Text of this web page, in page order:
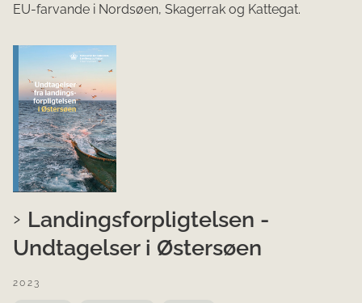
EU-farvande i Nordsøen, Skagerrak og Kattegat.
Landingsforpligtelsen -
Undtagelser i Østersøen
2023